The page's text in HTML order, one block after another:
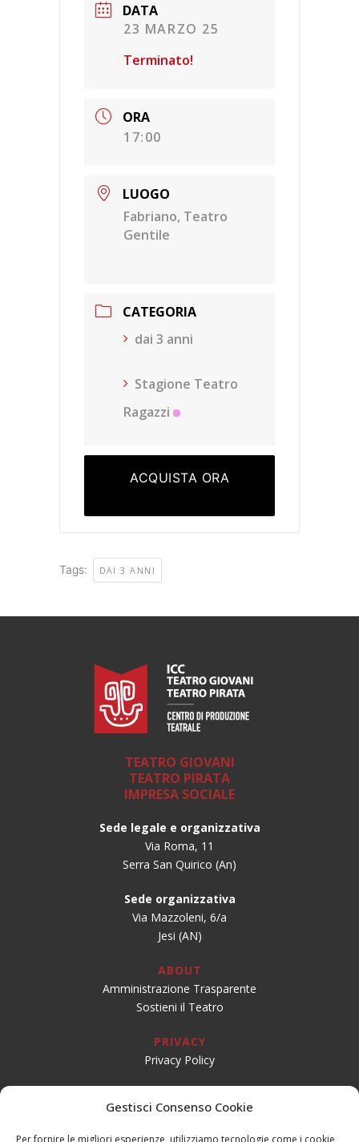
Gestisci Consenso Cookie
Per fornire le migliori esperienze, utilizziamo tecnologie come i cookie
DATA
23 MARZO 25
Terminato!
ORA
17:00
LUOGO
Fabriano, Teatro
Gentile
CATEGORIA
dai 3 anni
Stagione Teatro
Ragazzi
ACQUISTA ORA
Tags: DAI 3 ANNI
TEATRO GIOVANI
TEATRO PIRATA
IMPRESA SOCIALE
Sede legale e organizzativa
Via Roma, 11
Serra San Quirico (An)
Sede organizzativa
Via Mazzoleni, 6/a
Jesi (AN)
ABOUT
Amministrazione Trasparente
Sostieni il Teatro
PRIVACY
Privacy Policy